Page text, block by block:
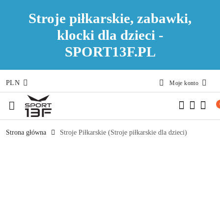
Stroje piłkarskie, zabawki,
klocki dla dzieci -
SPORT13F.PL
Przejdź do treści głównej
Przejdź do wyszukiwarki
Przejdź do moje konto
Przejdź do menu głównego
Przejdź do opisu produktu
Przejdź do stopki
PLN Moje konto
Strona główna Stroje Piłkarskie (Stroje piłkarskie dla dzieci)